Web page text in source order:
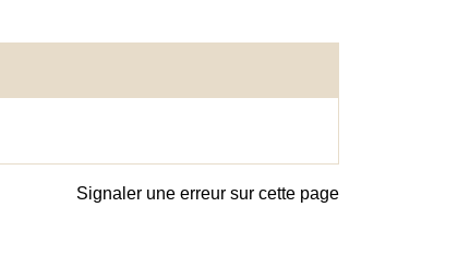
Signaler une erreur sur cette page